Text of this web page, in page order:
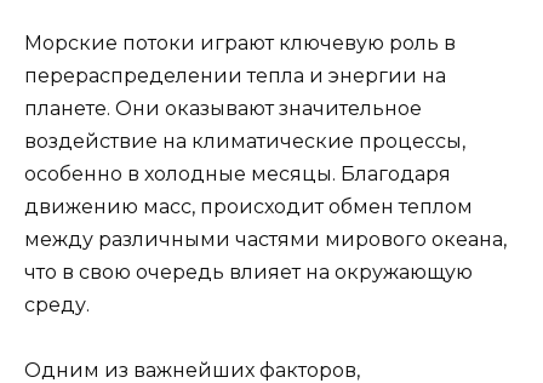
Морские потоки играют ключевую роль в
перераспределении тепла и энергии на
планете. Они оказывают значительное
воздействие на климатические процессы,
особенно в холодные месяцы. Благодаря
движению масс, происходит обмен теплом
между различными частями мирового океана,
что в свою очередь влияет на окружающую
среду.
Одним из важнейших факторов,